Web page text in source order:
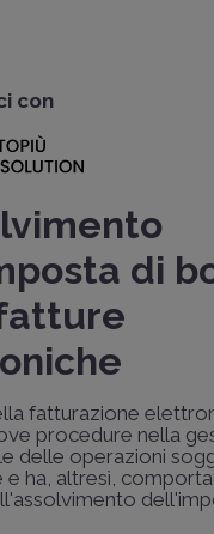
con
di
fatturazione
procedure nella
delle operazioni
e ha, altresì,